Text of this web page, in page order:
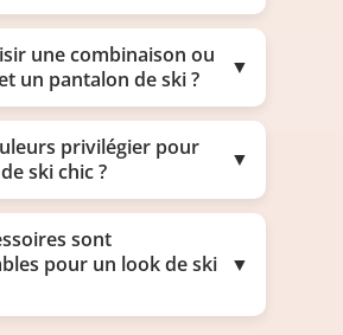
une combinaison ou
un pantalon de ski ?
▼
privilégier pour
ski chic ?
▼
sont
pour un look de ski
▼